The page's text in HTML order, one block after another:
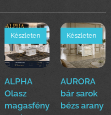
ALPHA
Olasz
magasfényű
Készleten
AURORA
bár sarok
bézs arany
Készleten